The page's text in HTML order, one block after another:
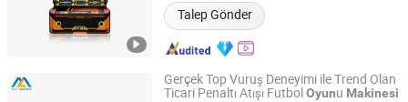
Talep Gönder
Gerçek Top Vuruş Deneyimi ile Trend Olan
Ticari Penaltı Atışı Futbol Oyunu Makinesi